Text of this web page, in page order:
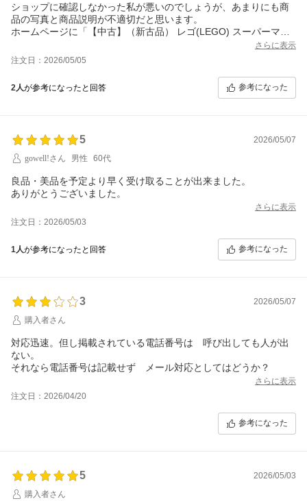
ショップに確認しなかった私が悪いのでしょうが、あまりにも商
品の写真と商品説明が不適切だと思います。
ホームページに「【中古】（新古品） レゴ(LEGO) スーパーマリ
オ キャラクター パック 71361」とあり、全10種類のキャラクタ
がーが前に整列した箱の写真が掲載されている商品を購入しまし
はなく、「20パックくらい入った1箱まるごと」の販売と思ってい
ました。郵便受けに封筒で届いてびっくり、開けたら1パックしか
ョップもありますし、「新古品」との記載もあったため、1箱の販
売だと思っていました。
ったです。
さらに表示
注文日：2026/05/05
2人が参考になったと回答 参考になった
5
2026/05/07
gowell!さん
男性 60代
良品・美品を予定より早く受け取ることが出来ました。
ありがとうございました。
さらに表示
注文日：2026/05/03
1人が参考になったと回答 参考になった
3
2026/05/07
購入者さん
対応迅速。但し掲載されている電話番号は 呼び出しても人が出
ない。
それなら電話番号は記載せず メール対応としてはどうか？
さらに表示
注文日：2026/04/20
参考になった
5
2026/05/03
購入者さん